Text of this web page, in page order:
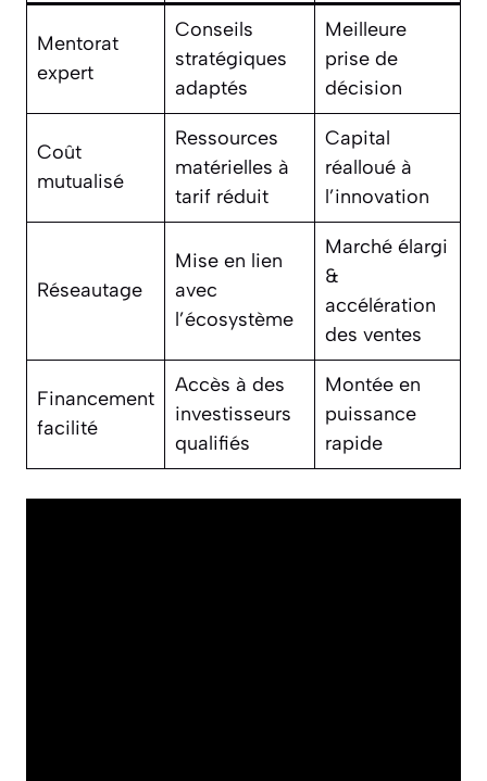
Mentorat
expert
Conseils
stratégiques
adaptés
Meilleure
prise de
décision
Coût
mutualisé
Ressources
matérielles à
tarif réduit
Capital
réalloué à
l’innovation
Réseautage
Mise en lien
avec
l’écosystème
Marché élargi
&
accélération
des ventes
Financement
facilité
Accès à des
investisseurs
qualifiés
Montée en
puissance
rapide